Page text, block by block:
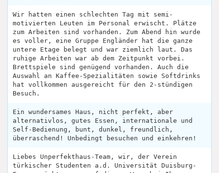
Wir hatten einen schlechten Tag mit semi-
motivierten Leuten im Personal erwischt. Plätze
zum Arbeiten sind vorhanden. Zum Abend hin wurde
es voller, eine Gruppe Engländer hat die ganze
untere Etage belegt und war ziemlich laut. Das
ruhige Arbeiten war ab dem Zeitpunkt vorbei.
Brettspiele sind genügend vorhanden. Auch die
Auswahl an Kaffee-Spezialitäten sowie Softdrinks
hat vollkommen ausgereicht für den 2-stündigen
Besuch.
Ein wundersames Haus, nicht perfekt, aber
alternativlos, gutes Essen, internationale und
Self-Bedienung, bunt, dunkel, freundlich,
überraschend! Unbedingt besuchen und einkehren!
Liebes Unperfekthaus-Team, wir, der Verein
türkischer Studenten a.d. Universität Duisburg-